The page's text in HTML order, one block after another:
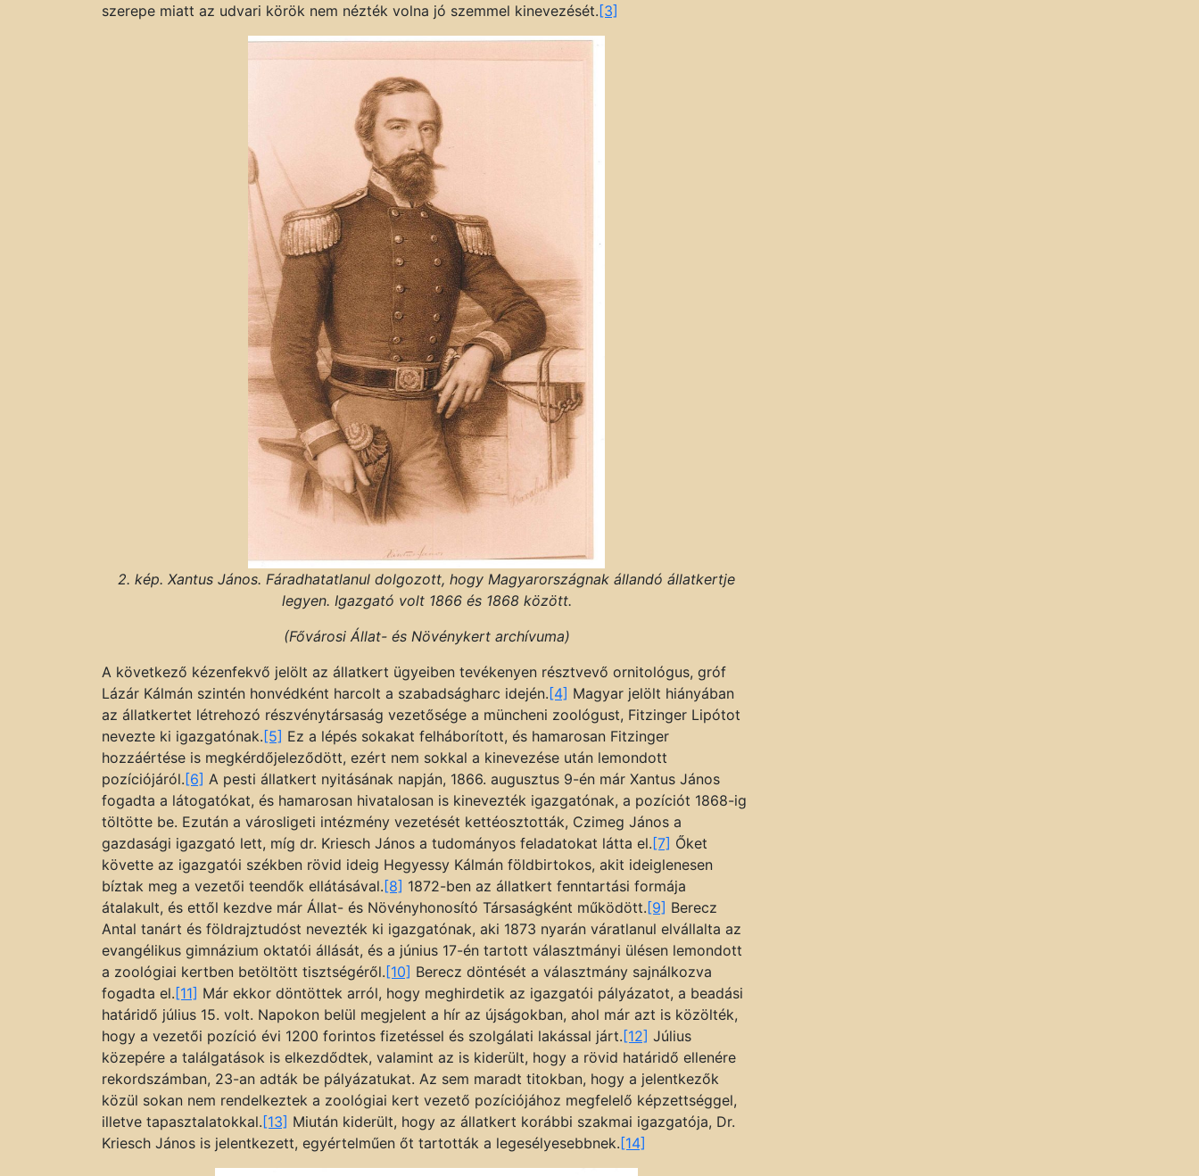
szerepe miatt az udvari körök nem nézték volna jó szemmel kinevezését.[3]
2. kép. Xantus János. Fáradhatatlanul dolgozott, hogy Magyarországnak állandó állatkertje
legyen. Igazgató volt 1866 és 1868 között.
(Fővárosi Állat- és Növénykert archívuma)
A következő kézenfekvő jelölt az állatkert ügyeiben tevékenyen résztvevő ornitológus, gróf
Lázár Kálmán szintén honvédként harcolt a szabadságharc idején.[4] Magyar jelölt hiányában
az állatkertet létrehozó részvénytársaság vezetősége a müncheni zoológust, Fitzinger Lipótot
nevezte ki igazgatónak.[5] Ez a lépés sokakat felháborított, és hamarosan Fitzinger
hozzáértése is megkérdőjeleződött, ezért nem sokkal a kinevezése után lemondott
pozíciójáról.[6] A pesti állatkert nyitásának napján, 1866. augusztus 9-én már Xantus János
fogadta a látogatókat, és hamarosan hivatalosan is kinevezték igazgatónak, a pozíciót 1868-ig
töltötte be. Ezután a városligeti intézmény vezetését kettéosztották, Czimeg János a
gazdasági igazgató lett, míg dr. Kriesch János a tudományos feladatokat látta el.[7] Őket
követte az igazgatói székben rövid ideig Hegyessy Kálmán földbirtokos, akit ideiglenesen
bíztak meg a vezetői teendők ellátásával.[8] 1872-ben az állatkert fenntartási formája
átalakult, és ettől kezdve már Állat- és Növényhonosító Társaságként működött.[9] Berecz
Antal tanárt és földrajztudóst nevezték ki igazgatónak, aki 1873 nyarán váratlanul elvállalta az
evangélikus gimnázium oktatói állását, és a június 17-én tartott választmányi ülésen lemondott
a zoológiai kertben betöltött tisztségéről.[10] Berecz döntését a választmány sajnálkozva
fogadta el.[11] Már ekkor döntöttek arról, hogy meghirdetik az igazgatói pályázatot, a beadási
határidő július 15. volt. Napokon belül megjelent a hír az újságokban, ahol már azt is közölték,
hogy a vezetői pozíció évi 1200 forintos fizetéssel és szolgálati lakással járt.[12] Július
közepére a találgatások is elkezdődtek, valamint az is kiderült, hogy a rövid határidő ellenére
rekordszámban, 23-an adták be pályázatukat. Az sem maradt titokban, hogy a jelentkezők
közül sokan nem rendelkeztek a zoológiai kert vezető pozíciójához megfelelő képzettséggel,
illetve tapasztalatokkal.[13] Miután kiderült, hogy az állatkert korábbi szakmai igazgatója, Dr.
Kriesch János is jelentkezett, egyértelműen őt tartották a legesélyesebbnek.[14]